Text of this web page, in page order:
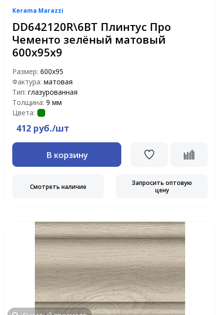
Kerama Marazzi
DD642120R\6BT Плинтус Про
Чементо зелёный матовый
600х95х9
Размер: 600х95
Фактура: матовая
Тип: глазурованная
Толщина: 9 мм
Цвета:
412 руб./шт
В корзину
Смотреть наличие
Запросить оптовую
цену